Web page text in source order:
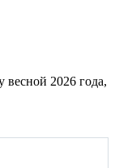
весной 2026 года,